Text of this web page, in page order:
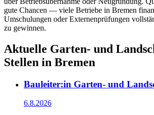
gute Chancen — viele Betriebe in Bremen
Umschulungen oder Externenprüfungen
zu gewinnen.
Aktuelle Garten- und
Stellen in Bremen
Bauleiter:in Garten- und
6.8.2026